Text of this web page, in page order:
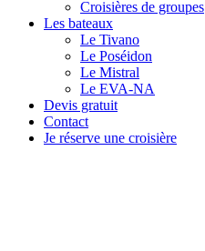
Croisières de groupes
Les bateaux
Le Tivano
Le Poséidon
Le Mistral
Le EVA-NA
Devis gratuit
Contact
Je réserve une croisière